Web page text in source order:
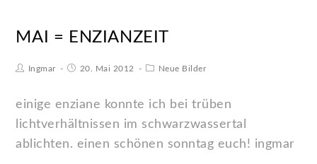
MAI = ENZIANZEIT
Ingmar 20. Mai 2012 Neue Bilder
einige enziane konnte ich bei trüben
lichtverhältnissen im schwarzwassertal
ablichten. einen schönen sonntag euch! ingmar